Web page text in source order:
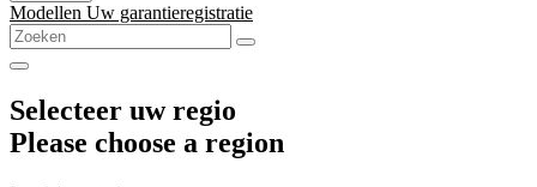
Modellen Uw garantieregistratie
Selecteer uw regio
Please choose a region